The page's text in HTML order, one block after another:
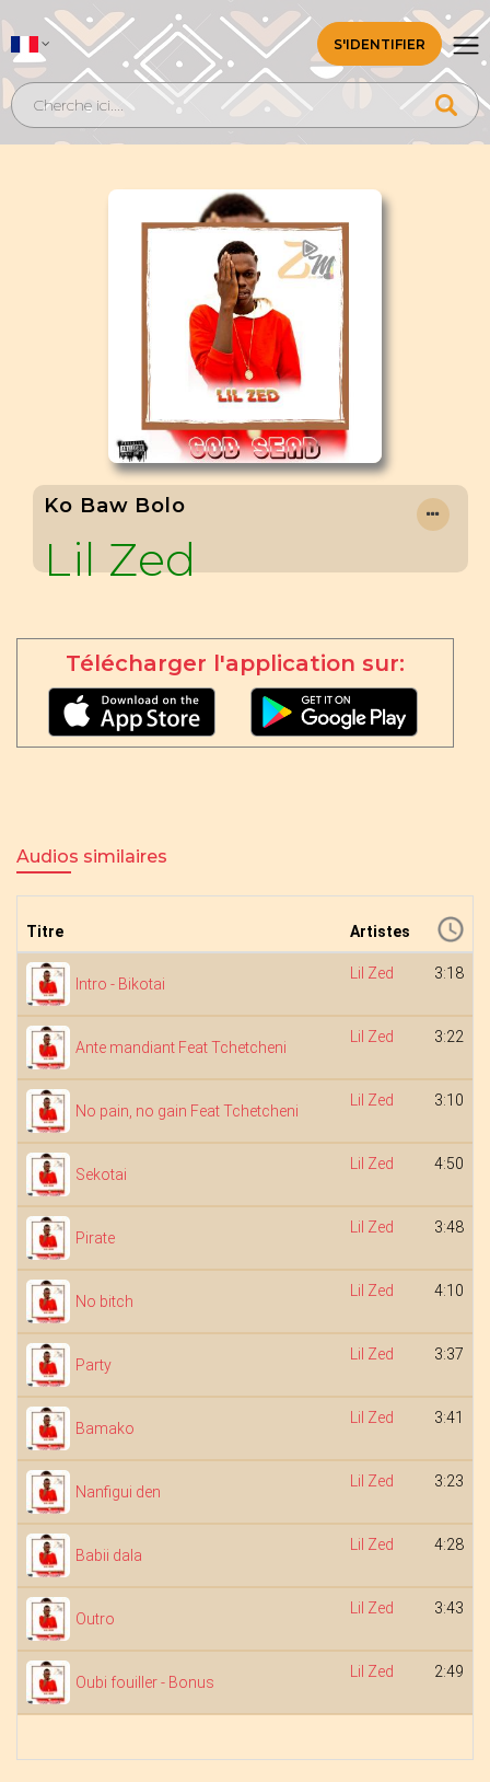
S'IDENTIFIER
Ko Baw Bolo
Lil Zed
Télécharger l'application sur:
Audios similaires
Titre Artistes
Intro - Bikotai
Lil Zed 3:18
Ante mandiant Feat Tchetcheni
Lil Zed 3:22
No pain, no gain Feat Tchetcheni
Lil Zed 3:10
Sekotai
Lil Zed 4:50
Pirate
Lil Zed 3:48
No bitch
Lil Zed 4:10
Party
Lil Zed 3:37
Bamako
Lil Zed 3:41
Nanfigui den
Lil Zed 3:23
Babii dala
Lil Zed 4:28
Outro
Lil Zed 3:43
Oubi fouiller - Bonus
Lil Zed 2:49